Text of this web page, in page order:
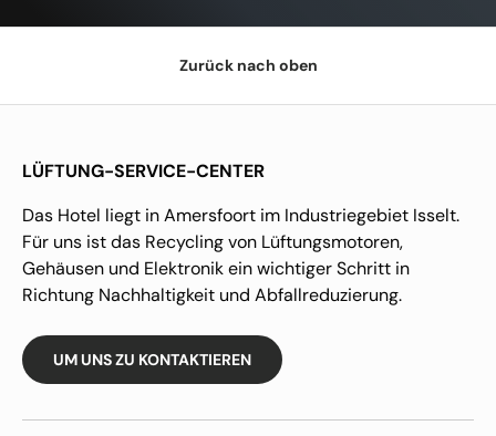
Zurück nach oben
LÜFTUNG-SERVICE-CENTER
Das Hotel liegt in Amersfoort im Industriegebiet Isselt.
Für uns ist das Recycling von Lüftungsmotoren,
Gehäusen und Elektronik ein wichtiger Schritt in
Richtung Nachhaltigkeit und Abfallreduzierung.
UM UNS ZU KONTAKTIEREN